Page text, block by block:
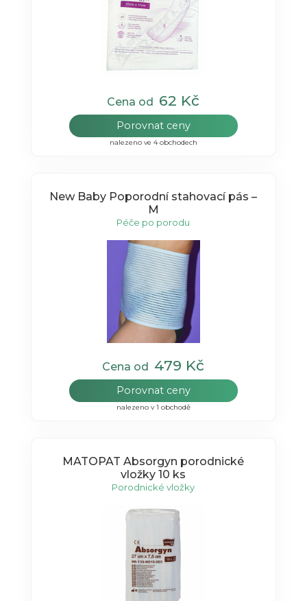
Cena od 62 Kč
Porovnat ceny
nalezeno ve 4 obchodech
New Baby Poporodní stahovací pás –
M
Péče po porodu
Cena od 479 Kč
Porovnat ceny
nalezeno v 1 obchodě
MATOPAT Absorgyn porodnické
vložky 10 ks
Porodnické vložky